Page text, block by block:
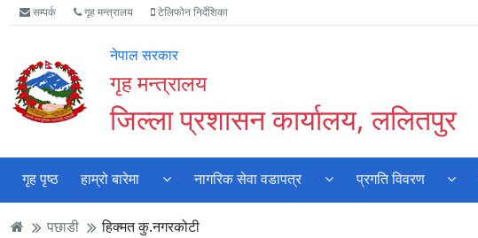
Accessibility
Mode
गर्नुहोस्
मुख्य
सामाग्री
मुख्य
नेभिगेसन
वेबसाइट
खोजमा
सम्पर्क गृह मन्त्रालय टेलिफोन निर्देशिका
नेपाल सरकार
गृह मन्त्रालय
जिल्ला प्रशासन कार्यालय, ललितपुर
गृह पृष्ठ हाम्रो बारेमा नागरिक सेवा वडापत्र प्रगति विवरण
पछाडी हिक्मत कु.नगरकोटी